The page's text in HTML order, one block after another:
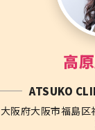
高
ATSUKO
大阪府大阪市福島